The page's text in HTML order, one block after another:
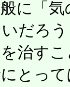
に「
だろ
治す
とっ